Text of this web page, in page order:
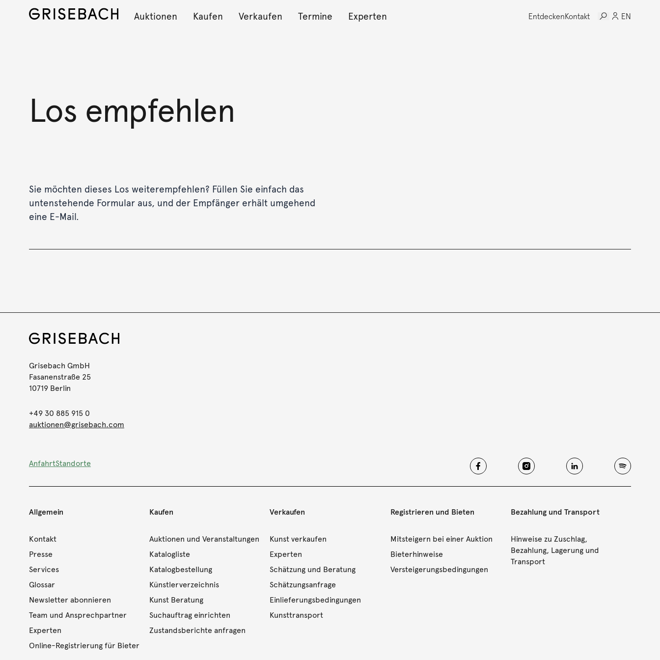
Auktionen Kaufen Verkaufen Termine Experten EntdeckenKontakt EN
Los empfehlen
Sie möchten dieses Los weiterempfehlen? Füllen Sie einfach das
untenstehende Formular aus, und der Empfänger erhält umgehend
eine E-Mail.
Grisebach GmbH
Fasanenstraße 25
10719 Berlin
+49 30 885 915 0
auktionen@grisebach.com
AnfahrtStandorte
Allgemein
Kontakt
Presse
Services
Glossar
Newsletter abonnieren
Team und Ansprechpartner
Experten
Online-Registrierung für Bieter
Kaufen
Auktionen und Veranstaltungen
Katalogliste
Katalogbestellung
Künstlerverzeichnis
Kunst Beratung
Suchauftrag einrichten
Zustandsberichte anfragen
Verkaufen
Kunst verkaufen
Experten
Schätzung und Beratung
Schätzungsanfrage
Einlieferungsbedingungen
Kunsttransport
Registrieren und Bieten
Mitsteigern bei einer Auktion
Bieterhinweise
Versteigerungsbedingungen
Bezahlung und Transport
Hinweise zu Zuschlag,
Bezahlung, Lagerung und
Transport